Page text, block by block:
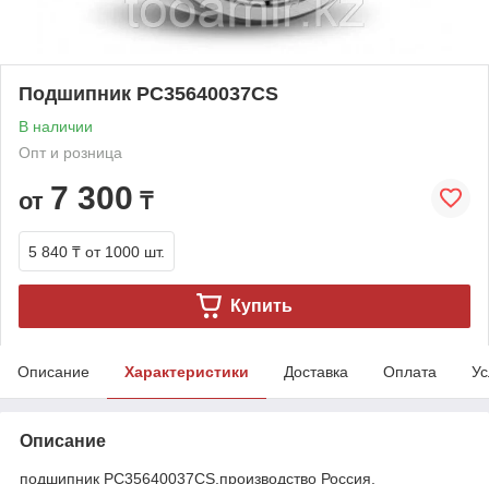
Подшипник PC35640037CS
В наличии
Опт и розница
от 7 300 ₸
5 840 ₸ от 1000 шт.
Купить
Описание Характеристики Доставка Оплата
Описание
подшипник PC35640037CS,производство Россия.